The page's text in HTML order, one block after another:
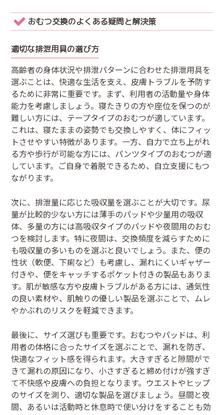
おむつ交換のよくある疑問と解決策
適切な排泄用具の選び方
高齢者の身体状況や排泄パターンに合わせた排泄用具を
選ぶことは、快適な生活を支え、皮膚トラブルを予防す
るために非常に重要です。まず、利用者の活動量や身体
能力を考慮しましょう。寝たきりの方や座位を保つのが
難しい方には、テープタイプのおむつが適しています。
これは、寝たままの姿勢でも交換しやすく、体にフィッ
トさせやすい特徴があります。一方、自力で立ち上がれ
る方や歩行が可能な方には、パンツタイプのおむつが適
しています。ご自身で着脱できるため、自立支援にもつ
ながります。
次に、排泄量に応じた吸収量を選ぶことが大切です。尿
量が比較的少ない方には薄手のパッドや少量用の吸収
体、多量の方には高吸収タイプのパッドや夜間用のおむ
つを検討します。特に夜間は、交換頻度を減らすために
も吸収量の多いものを選ぶと良いでしょう。また、便の
性状（軟便、下痢など）も考慮し、漏れにくいギャザー
付きや、便をキャッチするポケット付きの製品もありま
す。肌が敏感な方や皮膚トラブルがある方には、通気性
の良い素材や、肌触りの優しい製品を選ぶことで、ムレ
やかぶれのリスクを軽減できます。
最後に、サイズ選びも重要です。おむつやパッドは、利
用者の体格に合ったサイズを選ぶことで、漏れを防ぎ、
快適なフィット感を得られます。大きすぎると隙間がで
きて漏れの原因になり、小さすぎると締め付けが強すぎ
て不快感や皮膚への負担となります。ウエストやヒップ
のサイズを測り、適切な製品を選びましょう。昼間と夜
間、あるいは活動時と休息時で使い分けをすることも効